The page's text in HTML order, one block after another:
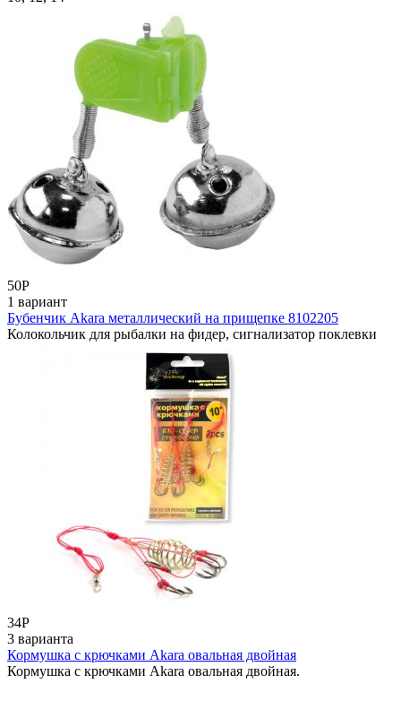
50Р
1 вариант
Бубенчик Akara металлический на прищепке 8102205
Колокольчик для рыбалки на фидер, сигнализатор поклевки
34Р
3 варианта
Кормушка с крючками Akara овальная двойная
Кормушка с крючками Akara овальная двойная.